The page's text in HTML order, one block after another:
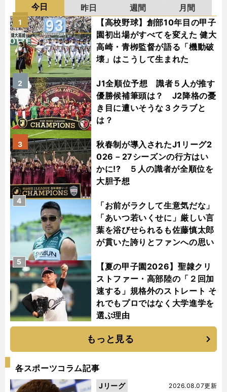
今日 昨日 週間
月間
【高校野球】創部10年目の甲子
園初出場がすべてを変えた 健大
高崎・青栁監督が語る「機動破
壊」はこうして生まれた
1
J1全順位予想 識者５人が推す
優勝候補筆頭は？ J2降格の憂
き目に遭いそうな３クラブと
は？
2
秋春制が導入されたJ1リーグ2
026－27シーズンの行方はい
かに!? ５人の識者が全順位を
大胆予想
3
「お前がラクして生意気だな」
「あいつ若いくせに」厳しい言
葉を浴びせられるも佐藤慎太郎
が貫いた誇りとファンへの思い
4
【夏の甲子園2026】聖隷クリ
ストファー・高部陸の「２回加
速する」規格外のストレート そ
れでもプロではなく大学進学を
選ぶ理由
5
もっと見る
各スポーツコラム記事
2026.08.07更新
Jリーグ